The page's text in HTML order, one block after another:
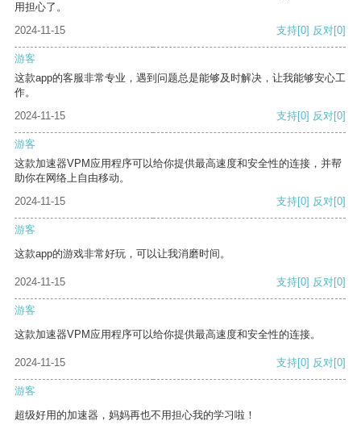
用担心了。
2024-11-15
支持[0] 反对[0]
游客
这款app的客服非常专业，遇到问题总是能够及时解决，让我能够安心工
作。
2024-11-15
支持[0] 反对[0]
游客
这款加速器VPM应用程序可以给你提供最高速度和安全性的连接，并帮
助你在网络上自由移动。
2024-11-15
支持[0] 反对[0]
游客
这款app的游戏非常好玩，可以让我消磨时间。
2024-11-15 支持[0] 反对[0]
游客
这款加速器VPM应用程序可以给你提供最高速度和安全性的连接。
2024-11-15 支持[0] 反对[0]
游客
超级好用的加速器，妈妈再也不用担心我的学习啦！